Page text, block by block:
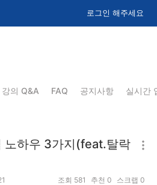
로그인 해주세요
강의 Q&A FAQ 공지사항 실시간
노하우 3가지(feat.탈락
조회 581 추천 0 스크랩 0